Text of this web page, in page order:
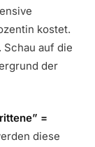
kostet.
auf die
der
=
diese